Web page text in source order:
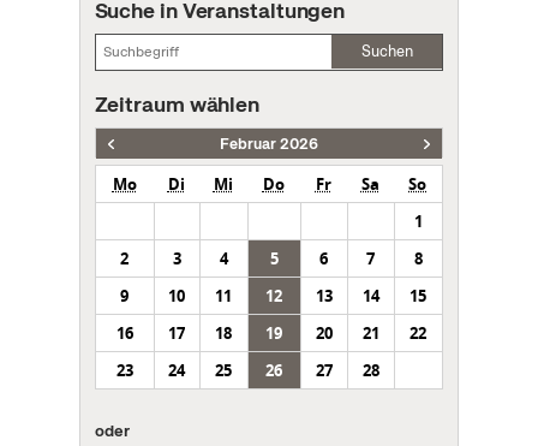
Suche in Veranstaltungen
Suchen
Zeitraum wählen
Februar 2026
Mo Di Mi Do Fr Sa
So
1
2
3 4 5 6 7
8
9
10 11 12 13 14
15
16
17 18 19 20 21
22
23
24 25 26 27 28
oder